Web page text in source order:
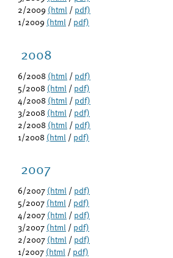
2/2009 (html / pdf)
1/2009 (html / pdf)
2008
6/2008 (html / pdf)
5/2008 (html / pdf)
4/2008 (html / pdf)
3/2008 (html / pdf)
2/2008 (html / pdf)
1/2008 (html / pdf)
2007
6/2007 (html / pdf)
5/2007 (html / pdf)
4/2007 (html / pdf)
3/2007 (html / pdf)
2/2007 (html / pdf)
1/2007 (html / pdf)